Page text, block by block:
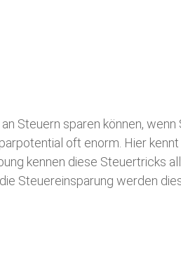
Steuern sparen können, wenn
oft enorm. Hier
kennen diese Steuertricks
Steuereinsparung werden